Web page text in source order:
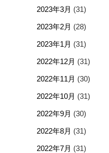
2023年3月 (31)
2023年2月 (28)
2023年1月 (31)
2022年12月 (31)
2022年11月 (30)
2022年10月 (31)
2022年9月 (30)
2022年8月 (31)
2022年7月 (31)